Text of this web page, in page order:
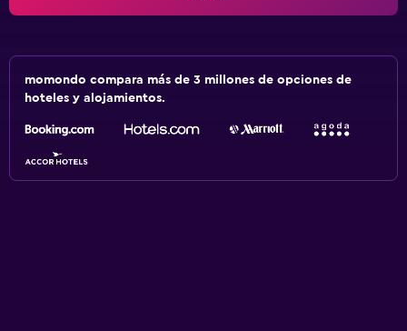
momondo compara más de 3 millones de opciones de
hoteles y alojamientos.